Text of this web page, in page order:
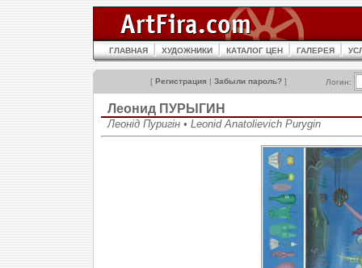
ГЛАВНАЯ ХУДОЖНИКИ КАТАЛОГ ЦЕН ГАЛЕРЕЯ
[ Регистрация | Забыли пароль? ] Логин:
Леонид ПУРЫГИН
Леонід Пуригін • Leonid Anatolievich Purygin